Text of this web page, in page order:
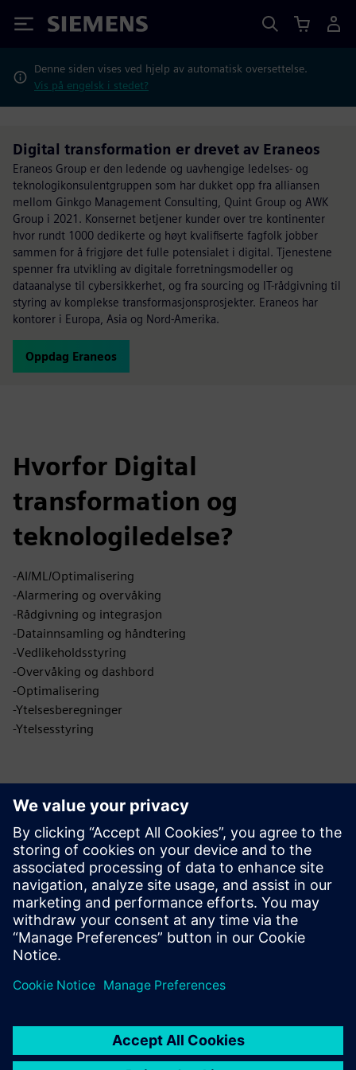
Siemens
Denne siden vises ved hjelp av automatisk oversettelse.
Vis på engelsk i stedet?
Digital transformation er drevet av Eraneos
Eraneos Group er den ledende og uavhengige ledelses- og
teknologikonsulentgruppen som har dukket opp fra alliansen
mellom Ginkgo Management Consulting, Quint Group og AWK
Group i 2021. Konsernet betjener kunder over tre kontinenter
hvor rundt 1000 dedikerte og høyt kvalifiserte fagfolk jobber
sammen for å frigjøre det fulle potensialet i digital. Tjenestene
spenner fra utvikling av digitale forretningsmodeller og
dataanalyse til cybersikkerhet, og fra sourcing og IT-rådgivning til
styring av komplekse transformasjonsprosjekter. Eraneos har
kontorer i Europa, Asia og Nord-Amerika.
Oppdag Eraneos
Hvorfor Digital
transformation og
teknologiledelse?
-AI/ML/Optimalisering
-Alarmering og overvåking
-Rådgivning og integrasjon
-Datainnsamling og håndtering
-Vedlikeholdsstyring
-Overvåking og dashbord
-Optimalisering
-Ytelsesberegninger
-Ytelsesstyring
Fordeler
Eiendelseffektivitet
Sikkerhet
Sustainability